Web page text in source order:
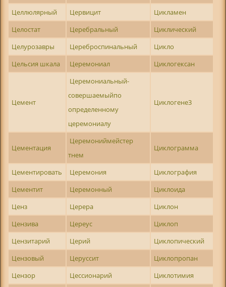
Целлюлярный
Цервицит
Цикламен
Целостат
Церебральный
Циклический
Целурозавры
Цереброспинальный
Цикло
Цельсия шкала
Церемониал Циклогексан
Цемент
Церемониальный-
совершаемыйпо
определенному
церемониалу
Циклогене3
Цементация
Церемониймейстер
тнем
Циклограмма
Цементировать Церемония
Циклография
Цементит
Церемонный
Циклоида
Ценз
Церера
Циклон
Цензива
Цереус
Циклоп
Цензитарий
Церий
Циклопический
Цензовый
Церуссит
Циклопропан
Цензор
Цессионарий
Циклотимия